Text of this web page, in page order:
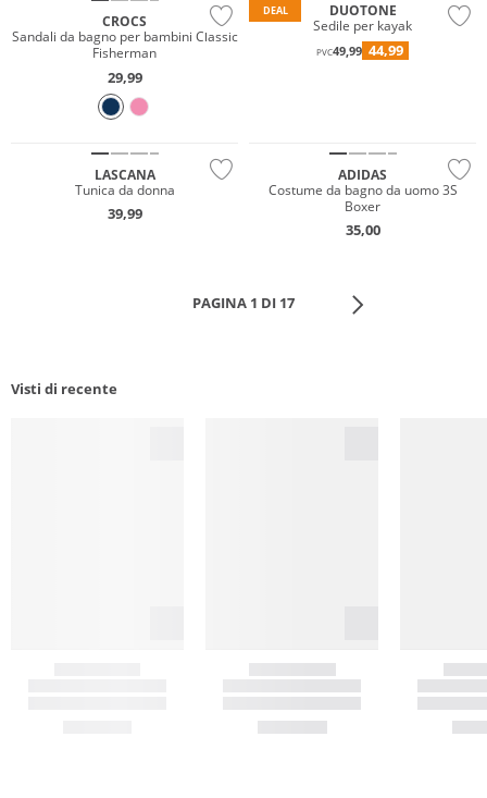
CROCS
Sandali da bagno per bambini Classic
Fisherman
29,99
DEAL
DUOTONE
Sedile per kayak
PVC49,99 44,99
LASCANA
Tunica da donna
39,99
ADIDAS
Costume da bagno da uomo 3S
Boxer
35,00
PAGINA 1 DI 17
Visti di recente